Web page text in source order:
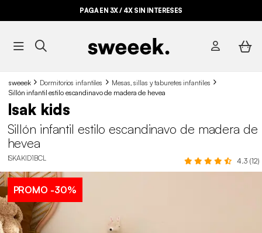
PAGA EN 3X / 4X SIN INTERESES
sweeek Dormitorios infantiles
Mesas, sillas y taburetes infantiles
Sillón infantil estilo escandinavo de madera de hevea
Isak kids
Sillón infantil estilo escandinavo de madera de
hevea
ISKAKID1BCL 4.3 (12)
PROMO -30%